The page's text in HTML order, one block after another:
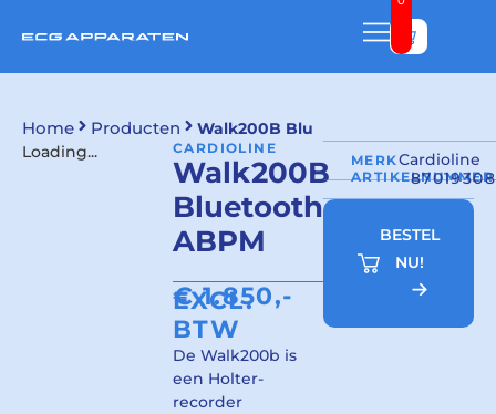
Bekijk
Home Producten
Walk200B Bluetooth ABPM
Loading...
CARDIOLINE
Walk200B
Bluetooth
ABPM
€1.850,-
EXCL.
BTW
De Walk200b is
een Holter-
recorder
MERKCardioline
ARTIKELNUMMER
87019308
BESTEL
NU!